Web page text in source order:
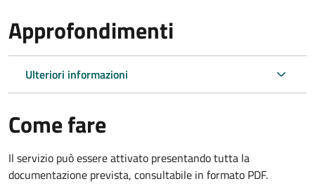
Approfondimenti
Ulteriori informazioni
Come fare
Il servizio può essere attivato presentando tutta la
documentazione prevista, consultabile in formato PDF.